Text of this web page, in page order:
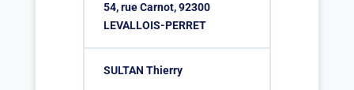
54, rue Carnot, 92300
LEVALLOIS-PERRET
SULTAN Thierry